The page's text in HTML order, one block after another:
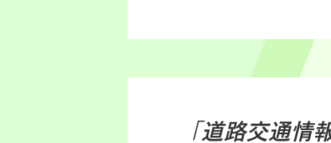
「道路交通情